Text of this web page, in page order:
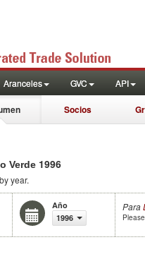
Aranceles GVC API
Socios
Verde 1996
year.
Año
1996
Para